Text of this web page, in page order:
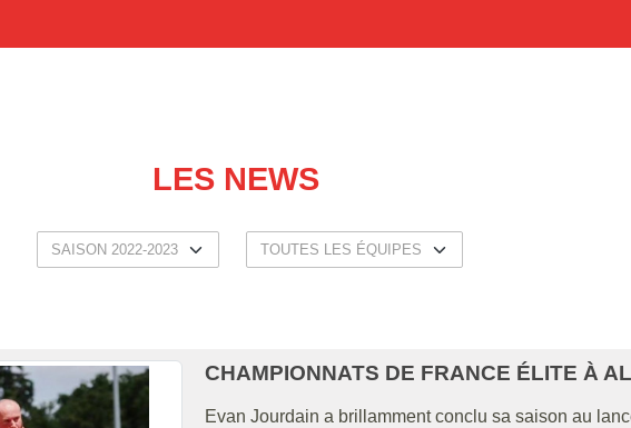
LES NEWS
CHAMPIONNATS DE FRANCE ÉLITE À
Evan Jourdain a brillamment conclu sa saison au